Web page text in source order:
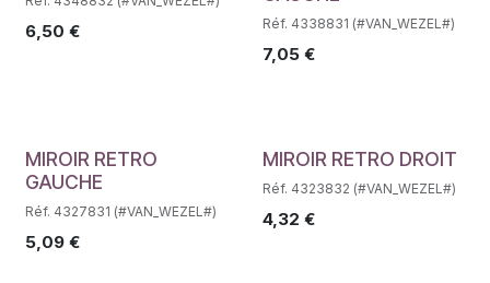
6,50 € Réf. 4338831 (#VAN_WEZEL#)
7,05€
Déstockage
MIROIR RETRO
GAUCHE
Réf. 4327831 (#VAN_WEZEL#)
5,09 €
Déstockage
MIROIR RETRO DROIT
Réf. 4323832 (#VAN_WEZEL#)
4,32 €